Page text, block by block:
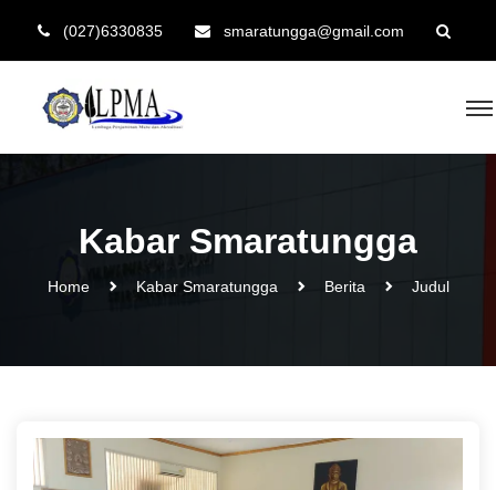
(027)6330835 smaratungga@gmail.com
Kabar Smaratungga
Home Kabar Smaratungga Berita Judul